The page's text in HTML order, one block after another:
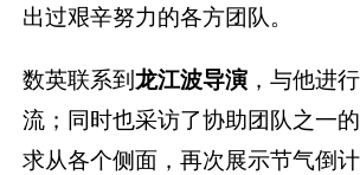
出过艰辛努力的各方团队。
数英联系到龙江波导演 ，与他进
流；同时也采访了协助团队之一的
求从各个侧面，再次展示节气倒